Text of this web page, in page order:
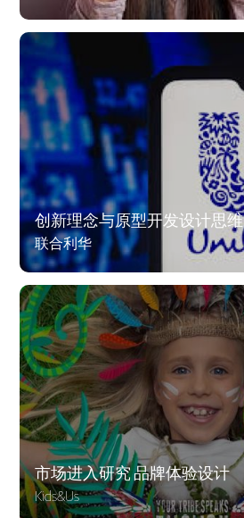
创新理念与原型开发设计思维
联合利华
市场进入研究 品牌体验设计
Kids&Us